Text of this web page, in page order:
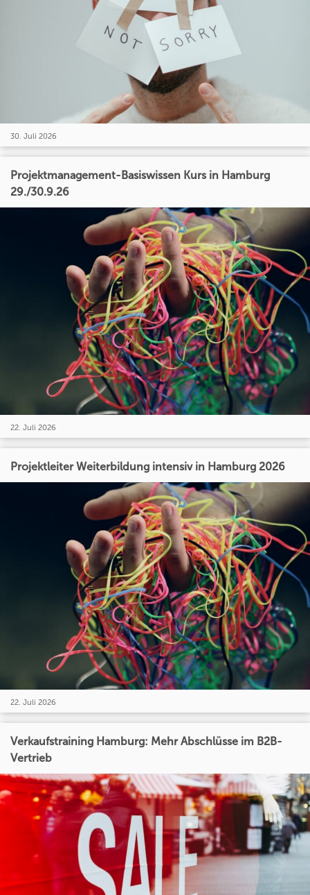
30. Juli 2026
Projektmanagement-Basiswissen Kurs in Hamburg
29./30.9.26
22. Juli 2026
Projektleiter Weiterbildung intensiv in Hamburg 2026
22. Juli 2026
Verkaufstraining Hamburg: Mehr Abschlüsse im B2B-
Vertrieb